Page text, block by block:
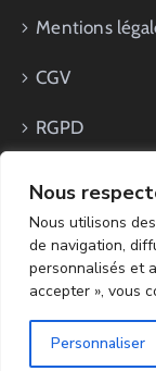
Nous
Nous utilisons
de navigation,
personnalisés et
accepter », vous
Personnaliser
Mentions
CGV
RGPD
Copyright CCI